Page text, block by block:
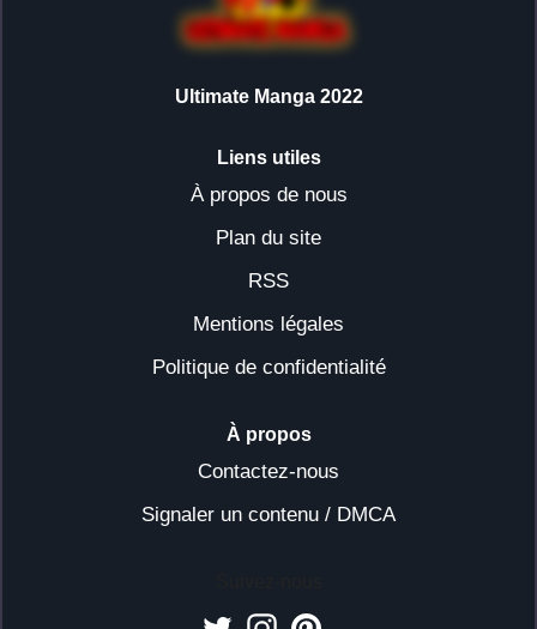
Ultimate Manga 2022
Liens utiles
À propos de nous
Plan du site
RSS
Mentions légales
Politique de confidentialité
À propos
Contactez-nous
Signaler un contenu / DMCA